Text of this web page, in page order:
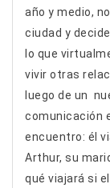
año y medio,
ciudad y
lo que
vivir otras
luego de un
comunicación
encuentro: él
Arthur, su
qué viajará si